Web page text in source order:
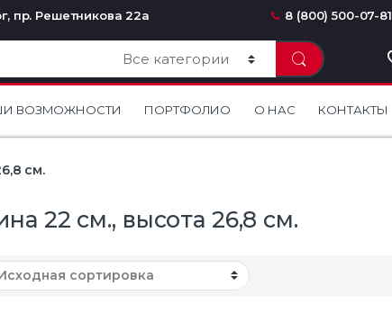
пр. Решетникова 22а 8 (800) 500-07-81
ВОЗМОЖНОСТИ ПОРТФОЛИО О НАС КОНТАКТЫ
см.
22 см., высота 26,8 см.